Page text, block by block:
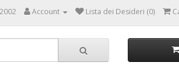
Account Lista dei Desideri (0)